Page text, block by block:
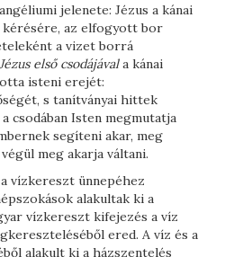
jelenete: Jézus a kánai
kérésére, az elfogyott bor
a vizet borrá
Jézus első csodájávala kánai
isteni erejét:
s tanítványai hittek
a csodában Isten megmutatja
segíteni akar, meg
meg akarja váltani.
vízkereszt ünnepéhez
alakultak ki a
vízkereszt kifejezés a víz
ered. A víz és a
alakult ki a házszentelés